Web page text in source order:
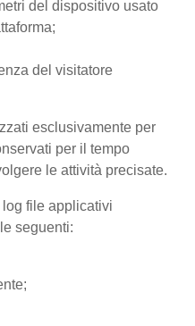
del dispositivo usato
del visitatore
esclusivamente per
per il tempo
le attività precisate.
file applicativi
seguenti: